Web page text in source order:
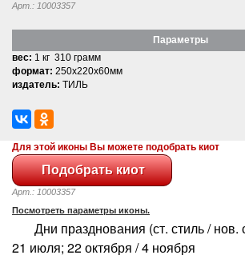
Арт.: 10003357
Параметры
вес: 1 кг 310 грамм
формат: 250x220x60мм
издатель: ТИЛЬ
Для этой иконы Вы можете подобрать киот
Арт.: 10003357
Посмотреть параметры иконы.
Дни празднования (ст. стиль / нов.
21 июля; 22 октября / 4 ноября